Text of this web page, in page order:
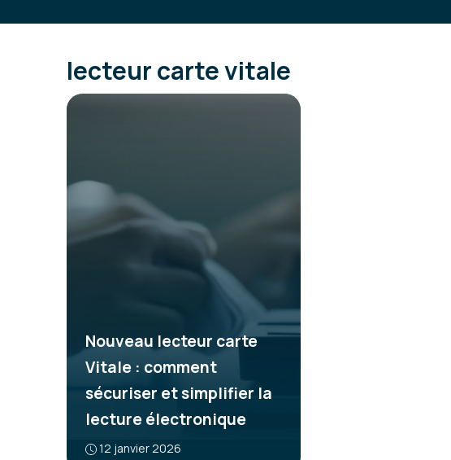
lecteur carte vitale
Nouveau lecteur carte
Vitale : comment
sécuriser et simplifier la
lecture électronique
12 janvier 2026